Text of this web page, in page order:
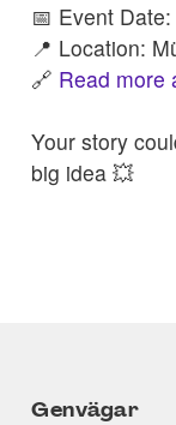
📅 Event
📍 Location:
🔗 Read more
Your story
big idea 💥
Genvägar